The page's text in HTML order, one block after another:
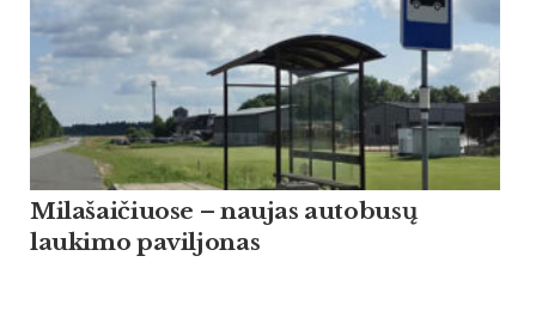
Milašaičiuose – naujas autobusų
laukimo paviljonas